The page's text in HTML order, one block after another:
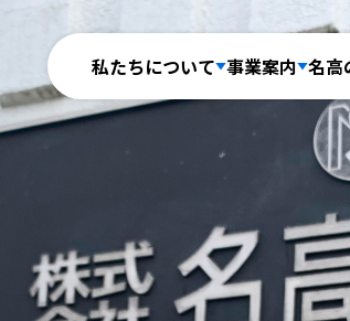
私たちについて 事業案内 名高
ご
製品・サービス
Company